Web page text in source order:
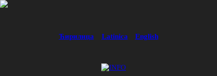
Ћирилица Latinica English